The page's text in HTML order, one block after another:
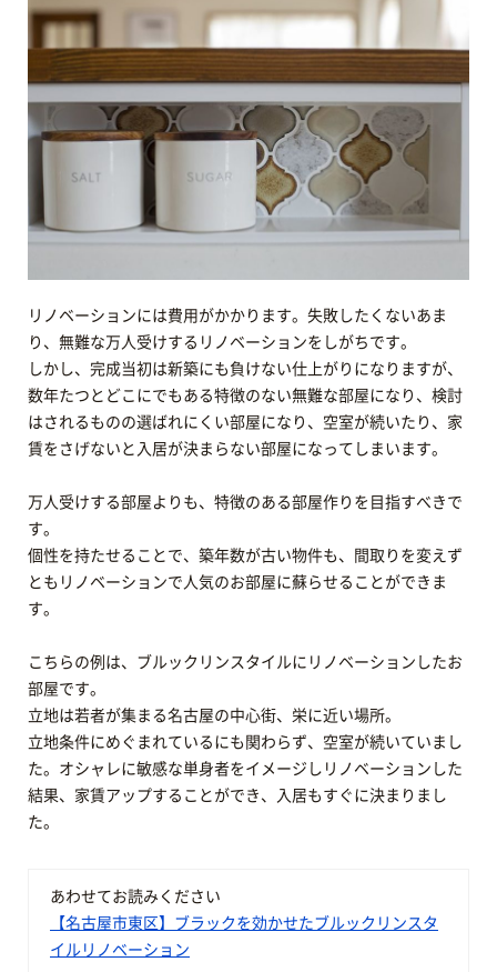
リノベーションには費用がかかります。失敗したくないあま
り、無難な万人受けするリノベーションをしがちです。
しかし、完成当初は新築にも負けない仕上がりになりますが、
数年たつとどこにでもある特徴のない無難な部屋になり、検討
はされるものの選ばれにくい部屋になり、空室が続いたり、家
賃をさげないと入居が決まらない部屋になってしまいます。
万人受けする部屋よりも、特徴のある部屋作りを目指すべきで
す。
個性を持たせることで、築年数が古い物件も、間取りを変えず
ともリノベーションで人気のお部屋に蘇らせることができま
す。
こちらの例は、ブルックリンスタイルにリノベーションしたお
部屋です。
立地は若者が集まる名古屋の中心街、栄に近い場所。
立地条件にめぐまれているにも関わらず、空室が続いていまし
た。オシャレに敏感な単身者をイメージしリノベーションした
結果、家賃アップすることができ、入居もすぐに決まりまし
た。
あわせてお読みください
【名古屋市東区】ブラックを効かせたブルックリンスタ
イルリノベーション